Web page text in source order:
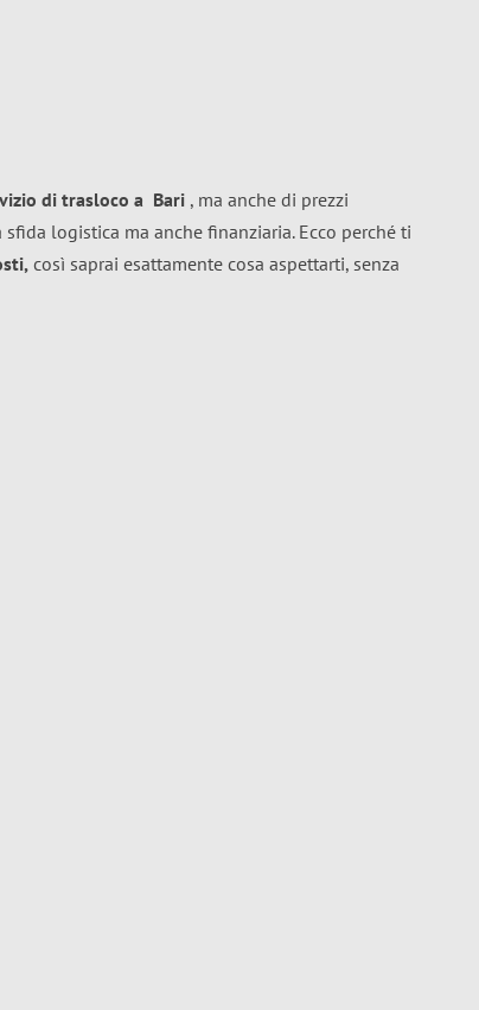
di trasloco a Bari , ma anche di prezzi
logistica ma anche finanziaria. Ecco perché ti
così saprai esattamente cosa aspettarti, senza